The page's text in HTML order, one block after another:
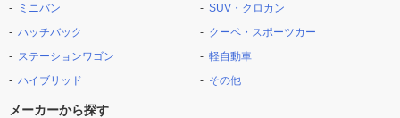
ミニバン
ハッチバック
ステーションワゴン
ハイブリッド
SUV・クロカン
クーペ・スポーツカー
軽自動車
その他
メーカーから探す